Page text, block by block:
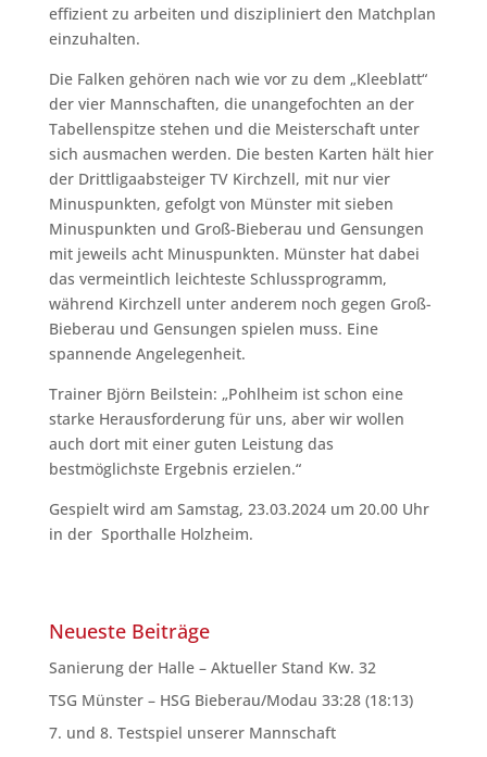
effizient zu arbeiten und diszipliniert den Matchplan
einzuhalten.
Die Falken gehören nach wie vor zu dem „Kleeblatt“
der vier Mannschaften, die unangefochten an der
Tabellenspitze stehen und die Meisterschaft unter
sich ausmachen werden. Die besten Karten hält hier
der Drittligaabsteiger TV Kirchzell, mit nur vier
Minuspunkten, gefolgt von Münster mit sieben
Minuspunkten und Groß-Bieberau und Gensungen
mit jeweils acht Minuspunkten. Münster hat dabei
das vermeintlich leichteste Schlussprogramm,
während Kirchzell unter anderem noch gegen Groß-
Bieberau und Gensungen spielen muss. Eine
spannende Angelegenheit.
Trainer Björn Beilstein: „Pohlheim ist schon eine
starke Herausforderung für uns, aber wir wollen
auch dort mit einer guten Leistung das
bestmöglichste Ergebnis erzielen.“
Gespielt wird am Samstag, 23.03.2024 um 20.00 Uhr
in der Sporthalle Holzheim.
Neueste Beiträge
Sanierung der Halle – Aktueller Stand Kw. 32
TSG Münster – HSG Bieberau/Modau 33:28 (18:13)
7. und 8. Testspiel unserer Mannschaft